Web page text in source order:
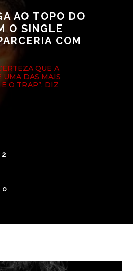
AO TOPO DO
O SINGLE
COM
QUE A
UMA DAS MAIS
O TRAP”, DIZ